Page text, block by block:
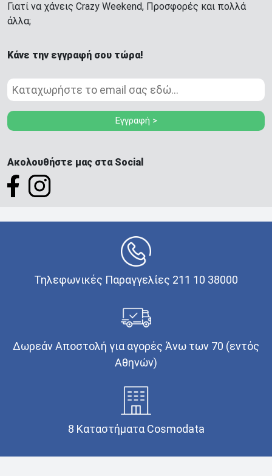
Γιατί να χάνεις Crazy Weekend, Προσφορές και πολλά
άλλα;
Κάνε την εγγραφή σου τώρα!
Εγγραφή >
Ακολουθήστε μας στα Social
Τηλεφωνικές Παραγγελίες 211 10 38000
Δωρεάν Αποστολή για αγορές Άνω των 70 (εντός
Αθηνών)
8 Καταστήματα Cosmodata